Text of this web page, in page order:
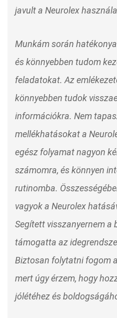
javult a Neurolex
Munkám során
és könnyebben tudom
feladatokat. Az
könnyebben tudok
információkra. Nem
mellékhatásokat a
egész folyamat nagyon
számomra, és könnyen
rutinomba.
vagyok a Neurolex
Segített visszanyernem a
támogatta az
Biztosan folytatni fogom
mert úgy érzem, hogy
jólétéhez és